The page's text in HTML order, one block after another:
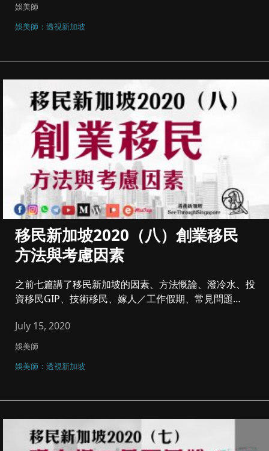
娛美師
娛美師：透視新加坡
移民新加坡2020（八）創業移民
方法與考慮因素
之前七篇講了移民新加坡的因素、方法慨論、潑冷水、投
資移民GIP、技術移民、嫁人／工作假期、常見問題
July 15, 2020
娛美師
娛美師：透視新加坡